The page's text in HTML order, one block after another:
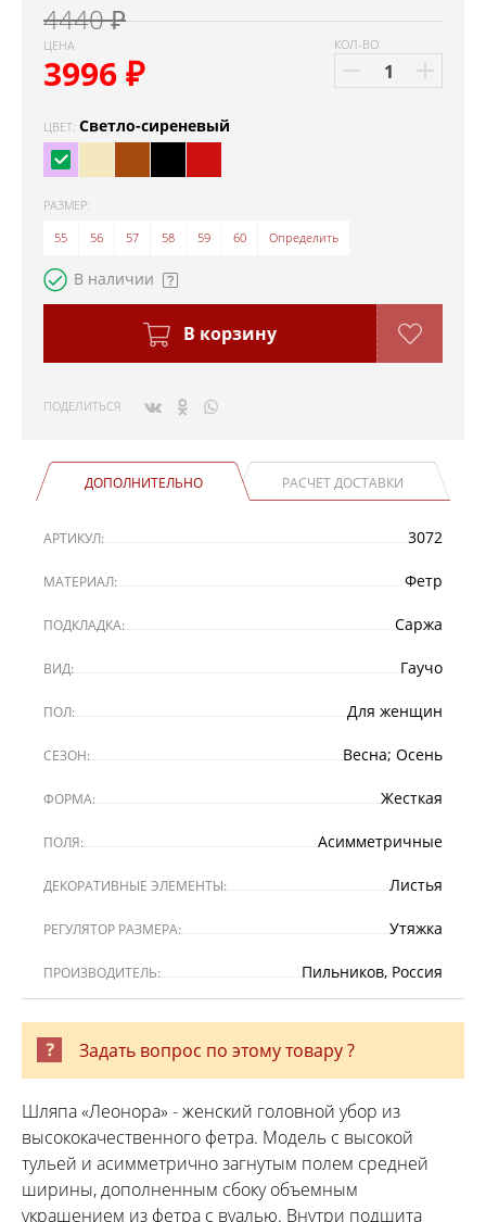
4440 ₽
ЦЕНА
3996₽
КОЛ-ВО
ЦВЕТ: Светло-сиреневый
РАЗМЕР:
55
56 57 58 59 60 Определить
В наличии
В корзину
ПОДЕЛИТЬСЯ
ДОПОЛНИТЕЛЬНО РАСЧЕТ ДОСТАВКИ
АРТИКУЛ: 3072
МАТЕРИАЛ: Фетр
ПОДКЛАДКА: Саржа
ВИД: Гаучо
ПОЛ: Для женщин
СЕЗОН: Весна; Осень
ФОРМА: Жесткая
ПОЛЯ: Асимметричные
ДЕКОРАТИВНЫЕ ЭЛЕМЕНТЫ: Листья
РЕГУЛЯТОР РАЗМЕРА: Утяжка
ПРОИЗВОДИТЕЛЬ: Пильников, Россия
Задать вопрос по этому товару ?
Шляпа «Леонора» - женский головной убор из
высококачественного фетра. Модель с высокой
тульей и асимметрично загнутым полем средней
ширины, дополненным сбоку объемным
украшением из фетра с вуалью. Внутри подшита